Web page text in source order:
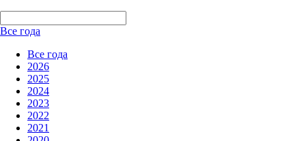
Все года
Все года
2026
2025
2024
2023
2022
2021